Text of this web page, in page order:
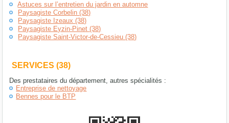
Astuces sur l’entretien du jardin en automne
Paysagiste Corbelin (38)
Paysagiste Izeaux (38)
Paysagiste Eyzin-Pinet (38)
Paysagiste Saint-Victor-de-Cessieu (38)
SERVICES (38)
Des prestataires du département, autres spécialités :
Entreprise de nettoyage
Bennes pour le BTP